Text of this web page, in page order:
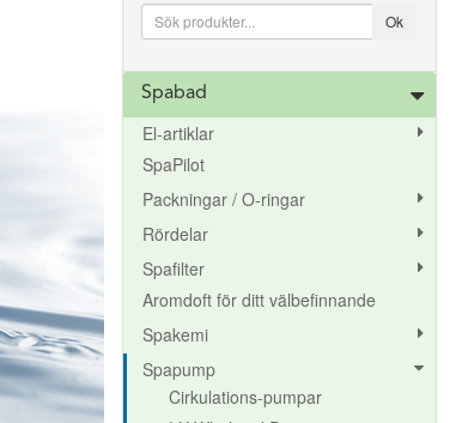
Spabad
El-artiklar
SpaPilot
Packningar / O-ringar
Rördelar
Spafilter
Aromdoft för ditt välbefinnande
Spakemi
Spapump
Cirkulations-pumpar